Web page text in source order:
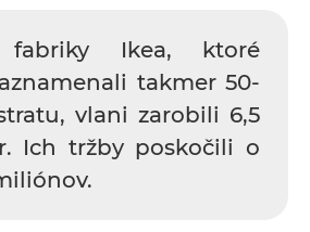
fabriky Ikea, ktoré
takmer 50-
vlani zarobili 6,5
Ich tržby poskočili o